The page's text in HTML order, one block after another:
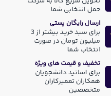
حمل انتخابی شما
ارسال رایگان پستی
برای سبد خرید بیشتر از 3
میلیون تومان در صورت
انتخاب شما
تخفیف و قیمت های ویژه
برای اساتید دانشجویان
همکاران تعمیرکاران
متخصصین